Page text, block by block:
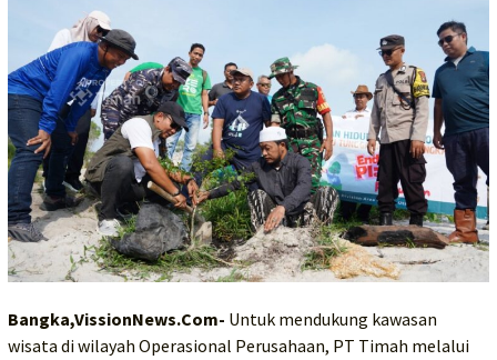
Bangka,VissionNews.Com- Untuk mendukung kawasan
wisata di wilayah Operasional Perusahaan, PT Timah melalui